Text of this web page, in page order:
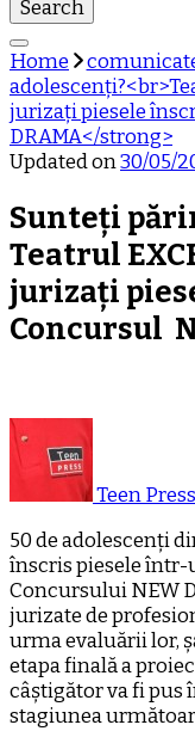
Home
jurizați piesele
DRAMA</strong>
Updated on30/05/
Sunteți
Teatrul
jurizați
Concursul
Teen Press
50 de adolescenți
înscris piesele într-
Concursului NEW
jurizate de
urma evaluării lor,
etapa finală a
câștigător va fi pus
stagiunea